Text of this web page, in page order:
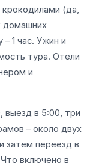
крокодилами (да,
домашних
1 час. Ужин и
тура. Отели
и
выезд в 5:00, три
– около двух
затем переезд в
включено в